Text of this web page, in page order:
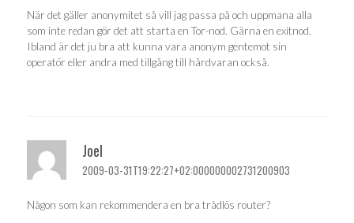
När det gäller anonymitet så vill jag passa på och uppmana alla
som inte redan gör det att starta en Tor-nod. Gärna en exitnod.
Ibland är det ju bra att kunna vara anonym gentemot sin
operatör eller andra med tillgång till hårdvaran också.
Joel
2009-03-31T19:22:27+02:000000002731200903
Någon som kan rekommendera en bra trådlös router?